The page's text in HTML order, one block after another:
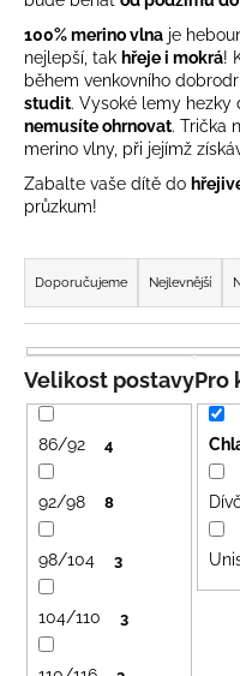
100% merino vlna je
nejlepší, tak hřeje i mokrá!
během venkovního
studit. Vysoké lemy
nemusíte ohrnovat. Trička
merino vlny, při jejímž
Zabalte vaše dítě do
průzkum!
Ř
a
z
e
n
í
p
o
d
u
ů
Doporučujeme Nejlevnější
Velikost postavy
86/92 4
92/98 8
98/104 3
104/110 3
j
e
t
e
n
a
j
t
?
HLEDAT
D
p